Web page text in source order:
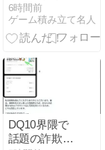
サマーセール
2026」2点同
時購入で500
はswitch版
「ドラクエⅠ
＆Ⅱ」3,480
円！
6時間前
ゲーム積み立て名人
DQ10界隈で
話題の詐欺